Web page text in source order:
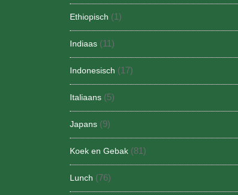
Ethiopisch (1)
Indiaas (11)
Indonesisch (17)
Italiaans (5)
Japans (9)
Koek en Gebak (81)
Lunch (76)